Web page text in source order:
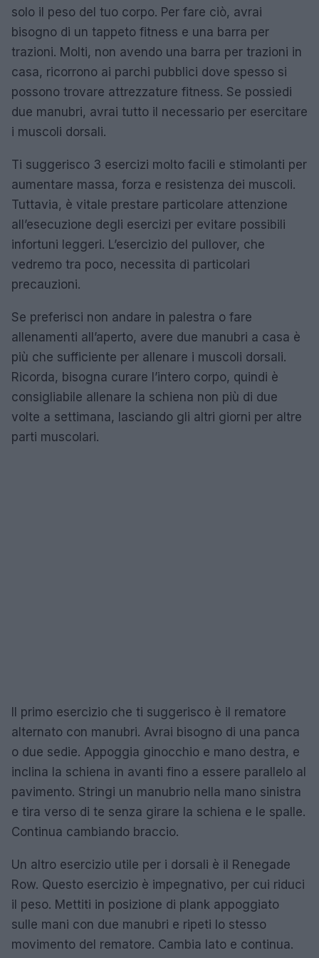
solo il peso del tuo corpo. Per fare ciò, avrai
bisogno di un tappeto fitness e una barra per
trazioni. Molti, non avendo una barra per trazioni in
casa, ricorrono ai parchi pubblici dove spesso si
possono trovare attrezzature fitness. Se possiedi
due manubri, avrai tutto il necessario per esercitare
i muscoli dorsali.
Ti suggerisco 3 esercizi molto facili e stimolanti per
aumentare massa, forza e resistenza dei muscoli.
Tuttavia, è vitale prestare particolare attenzione
all’esecuzione degli esercizi per evitare possibili
infortuni leggeri. L’esercizio del pullover, che
vedremo tra poco, necessita di particolari
precauzioni.
Se preferisci non andare in palestra o fare
allenamenti all’aperto, avere due manubri a casa è
più che sufficiente per allenare i muscoli dorsali.
Ricorda, bisogna curare l’intero corpo, quindi è
consigliabile allenare la schiena non più di due
volte a settimana, lasciando gli altri giorni per altre
parti muscolari.
Il primo esercizio che ti suggerisco è il rematore
alternato con manubri. Avrai bisogno di una panca
o due sedie. Appoggia ginocchio e mano destra, e
inclina la schiena in avanti fino a essere parallelo al
pavimento. Stringi un manubrio nella mano sinistra
e tira verso di te senza girare la schiena e le spalle.
Continua cambiando braccio.
Un altro esercizio utile per i dorsali è il Renegade
Row. Questo esercizio è impegnativo, per cui riduci
il peso. Mettiti in posizione di plank appoggiato
sulle mani con due manubri e ripeti lo stesso
movimento del rematore. Cambia lato e continua.